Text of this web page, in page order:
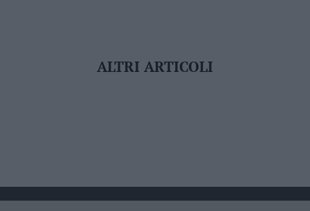
ALTRI ARTICOLI